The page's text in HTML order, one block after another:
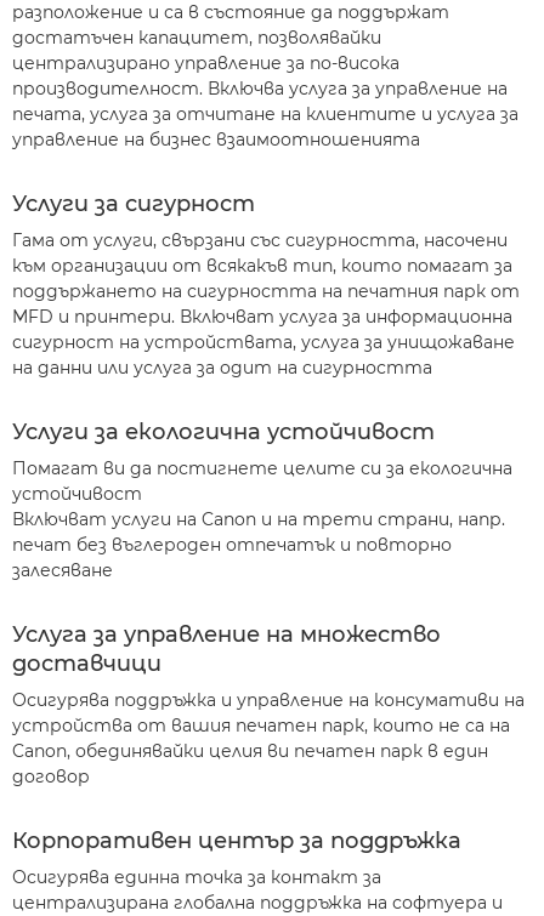
разположение и са в състояние да поддържат
достатъчен капацитет, позволявайки
централизирано управление за по-висока
производителност. Включва услуга за управление на
печата, услуга за отчитане на клиентите и услуга за
управление на бизнес взаимоотношенията
Услуги за сигурност
Гама от услуги, свързани със сигурността, насочени
към организации от всякакъв тип, които помагат за
поддържането на сигурността на печатния парк от
MFD и принтери. Включват услуга за информационна
сигурност на устройствата, услуга за унищожаване
на данни или услуга за одит на сигурността
Услуги за екологична устойчивост
Помагат ви да постигнете целите си за екологична
устойчивост
Включват услуги на Canon и на трети страни, напр.
печат без въглероден отпечатък и повторно
залесяване
Услуга за управление на множество
доставчици
Осигурява поддръжка и управление на консумативи на
устройства от вашия печатен парк, които не са на
Canon, обединявайки целия ви печатен парк в един
договор
Корпоративен център за поддръжка
Осигурява единна точка за контакт за
централизирана глобална поддръжка на софтуера и